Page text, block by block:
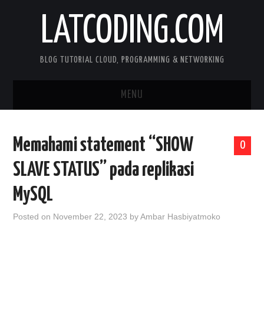
LATCODING.COM
BLOG TUTORIAL CLOUD, PROGRAMMING & NETWORKING
MENU
KUBERNETES
DOCKER
WEB SERVER
0
Memahami statement “SHOW
SLAVE STATUS” pada replikasi
MySQL
Posted on November 22, 2023 byAmbar Hasbiyatmoko